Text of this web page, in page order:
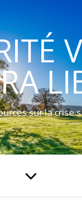
sur la crise